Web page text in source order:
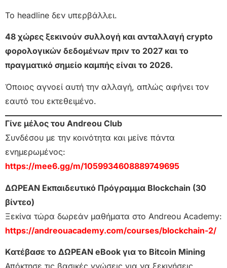
Το headline δεν υπερβάλλει.
48 χώρες ξεκινούν συλλογή και ανταλλαγή crypto
φορολογικών δεδομένων πριν το 2027 και το
πραγματικό σημείο καμπής είναι το 2026.
Όποιος αγνοεί αυτή την αλλαγή, απλώς αφήνει τον
εαυτό του εκτεθειμένο.
Γίνε μέλος του Andreou Club
Συνδέσου με την κοινότητα και μείνε πάντα
ενημερωμένος:
https://mee6.gg/m/1059934608889749695
ΔΩΡΕΑΝ Εκπαιδευτικό Πρόγραμμα Blockchain (30
βίντεο)
Ξεκίνα τώρα δωρεάν μαθήματα στο Andreou Academy:
https://andreouacademy.com/courses/blockchain-2/
Κατέβασε το ΔΩΡΕΑΝ eBook για το Bitcoin Mining